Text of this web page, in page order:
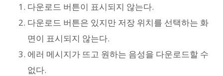
다운로드 버튼이 표시되지 않는다.
다운로드 버튼은 있지만 저장 위치를 선택하는 화
면이 표시되지 않는다.
에러 메시지가 뜨고 원하는 음성을 다운로드할 수
없다.